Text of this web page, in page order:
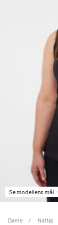
Se modellens mål
Dame Nattøj